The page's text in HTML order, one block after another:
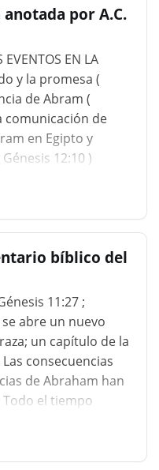
y lo he
que no puedo
Abraham no era
Es bueno saber
y tu fe no tiene
te honre.
tu familia". Se
Ur de los caldeos
por A.C.
EVENTOS EN LA
y la promesa (
de Abram (
comunicación de
en Egipto y
12:10 )
el pacto
de esa
de Abraham, el
Abraham se
Testamento.
su historia
Esto se
los
bíblico del
11:27 ;
abre un nuevo
un capítulo de la
consecuencias
de Abraham han
el tiempo
por él. Y, sin
sencillez y
que